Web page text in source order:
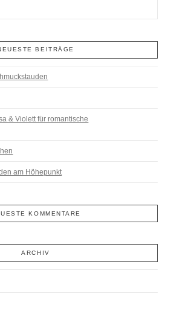
BEITRÄGE
& Violett für romantische
am Höhepunkt
KOMMENTARE
ARCHIV